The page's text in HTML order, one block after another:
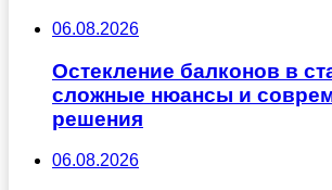
06.08.2026
Остекление балконов в
сложные нюансы и
решения
06.08.2026